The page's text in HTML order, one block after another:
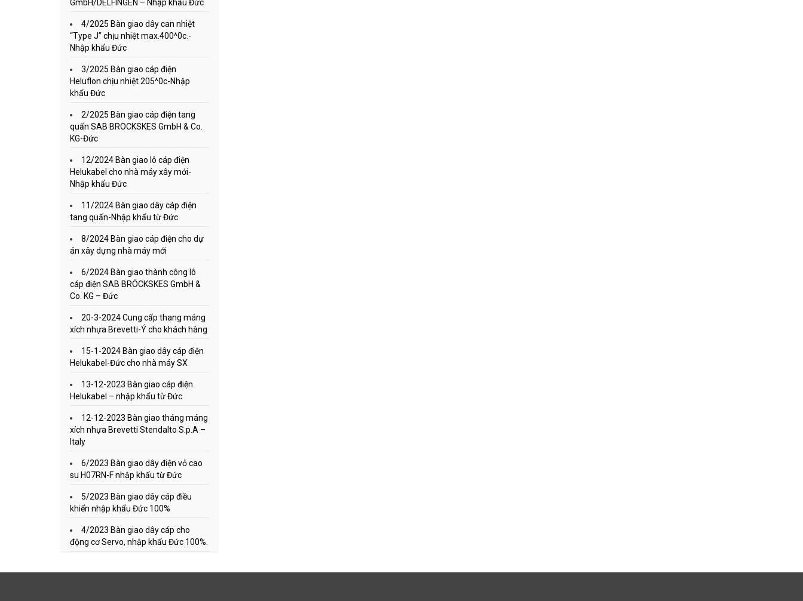
GmbH/DELFINGEN – Nhập khẩu Đức
4/2025 Bàn giao dây can nhiệt
“Type J” chịu nhiệt max.400^0c.-
Nhập khẩu Đức
3/2025 Bàn giao cáp điện
Heluflon chịu nhiệt 205^0c-Nhập
khẩu Đức
2/2025 Bàn giao cáp điện tang
quấn SAB BRÖCKSKES GmbH & Co.
KG-Đức
12/2024 Bàn giao lô cáp điện
Helukabel cho nhà máy xây mới-
Nhập khẩu Đức
11/2024 Bàn giao dây cáp điện
tang quấn-Nhập khẩu từ Đức
8/2024 Bàn giao cáp điện cho dự
án xây dựng nhà máy mới
6/2024 Bàn giao thành công lô
cáp điện SAB BRÖCKSKES GmbH &
Co. KG – Đức
20-3-2024 Cung cấp thang máng
xích nhựa Brevetti-Ý cho khách hàng
15-1-2024 Bàn giao dây cáp điện
Helukabel-Đức cho nhà máy SX
13-12-2023 Bàn giao cáp điện
Helukabel – nhập khẩu từ Đức
12-12-2023 Bàn giao tháng máng
xích nhựa Brevetti Stendalto S.p.A –
Italy
6/2023 Bàn giao dây điện vỏ cao
su H07RN-F nhập khẩu từ Đức
5/2023 Bàn giao dây cáp điều
khiển nhập khẩu Đức 100%
4/2023 Bàn giao dây cáp cho
động cơ Servo, nhập khẩu Đức 100%.